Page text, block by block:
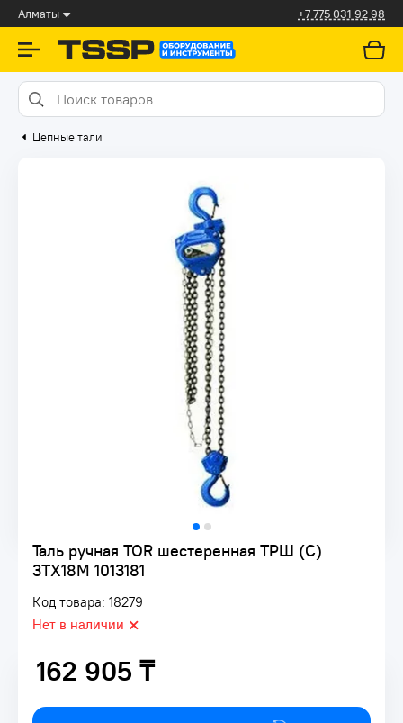
Алматы +7 775 031 92 98
Цепные тали
Таль ручная TOR шестеренная ТРШ (C)
3ТХ18М 1013181
Код товара: 18279
Нет в наличии
162 905 ₸
162 905 ₸